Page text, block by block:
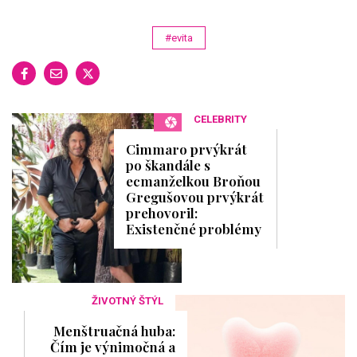
#evita
CELEBRITY
Cimmaro prvýkrát
po škandále s
ecmanželkou Broňou
Gregušovou prvýkrát
prehovoril:
Existenčné problémy
ŽIVOTNÝ ŠTÝL
Menštruačná huba:
Čím je výnimočná a